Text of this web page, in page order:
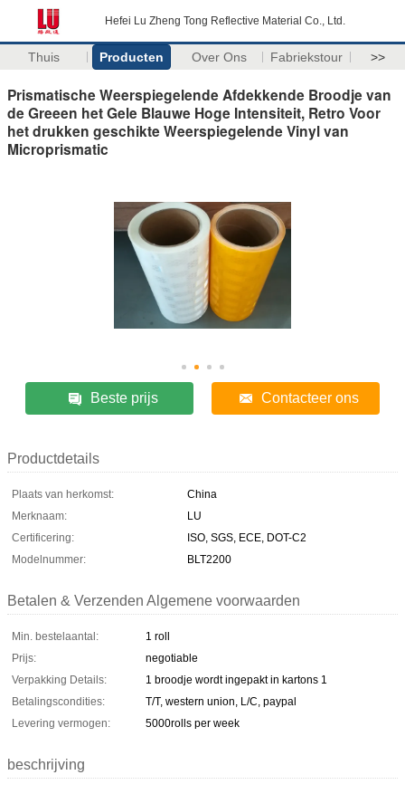
Hefei Lu Zheng Tong Reflective Material Co., Ltd.
Thuis Producten Over Ons Fabriekstour >>
Prismatische Weerspiegelende Afdekkende Broodje van
de Greeen het Gele Blauwe Hoge Intensiteit, Retro Voor
het drukken geschikte Weerspiegelende Vinyl van
Microprismatic
Beste prijs Contacteer ons
Productdetails
Plaats van herkomst:
China
Merknaam:
LU
Certificering:
ISO, SGS, ECE, DOT-C2
Modelnummer:
BLT2200
Betalen & Verzenden Algemene voorwaarden
Min. bestelaantal:
1 roll
Prijs:
negotiable
Verpakking Details:
1 broodje wordt ingepakt in kartons 1
Betalingscondities:
T/T, western union, L/C, paypal
Levering vermogen:
5000rolls per week
beschrijving